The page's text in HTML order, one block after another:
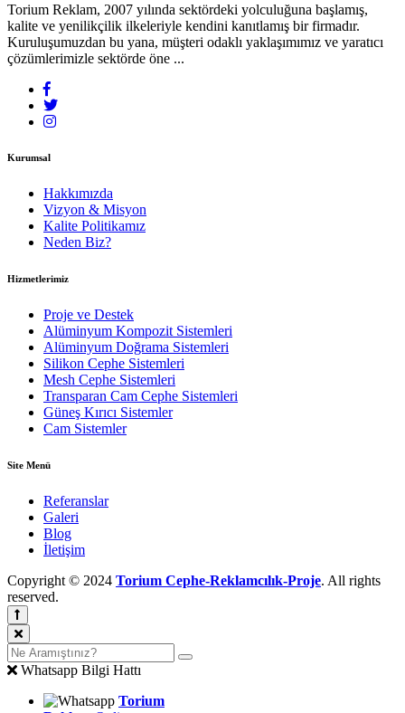
Torium Reklam, 2007 yılında sektördeki yolculuğuna başlamış,
kalite ve yenilikçilik ilkeleriyle kendini kanıtlamış bir firmadır.
Kuruluşumuzdan bu yana, müşteri odaklı yaklaşımımız ve yaratıcı
çözümlerimizle sektörde öne ...
Kurumsal
Hakkımızda
Vizyon & Misyon
Kalite Politikamız
Neden Biz?
Hizmetlerimiz
Proje ve Destek
Alüminyum Kompozit Sistemleri
Alüminyum Doğrama Sistemleri
Silikon Cephe Sistemleri
Mesh Cephe Sistemleri
Transparan Cam Cephe Sistemleri
Güneş Kırıcı Sistemler
Cam Sistemler
Site Menü
Referanslar
Galeri
Blog
İletişim
Copyright © 2024 Torium Cephe-Reklamcılık-Proje. All rights
reserved.
Whatsapp Bilgi Hattı
Torium